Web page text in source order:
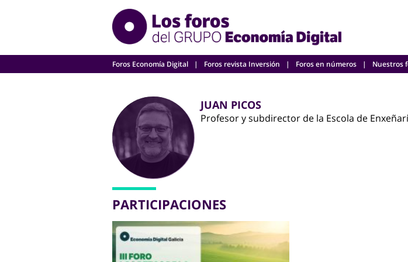
Foros Economía Digital Foros revista Inversión Foros en números Nuestros
JUAN PICOS
Profesor y subdirector de la Escola de
PARTICIPACIONES